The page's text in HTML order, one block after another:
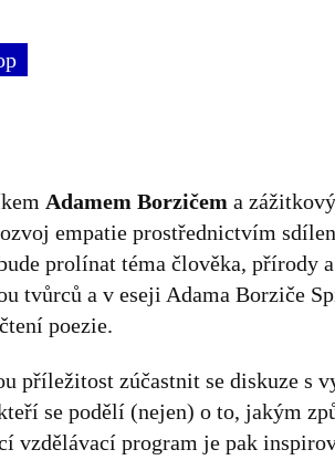
Adamem Borzičem a
empatie prostřednictvím
prolínat téma člověka, přírody
tvůrců a v eseji Adama Borziče
poezie.
příležitost zúčastnit se diskuze s
se podělí (nejen) o to, jakým
vzdělávací program je pak